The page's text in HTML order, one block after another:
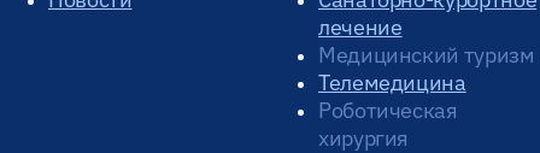
лечение
Медицинский туризм
Телемедицина
Роботическая
хирургия